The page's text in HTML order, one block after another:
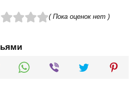
( Пока оценок нет )